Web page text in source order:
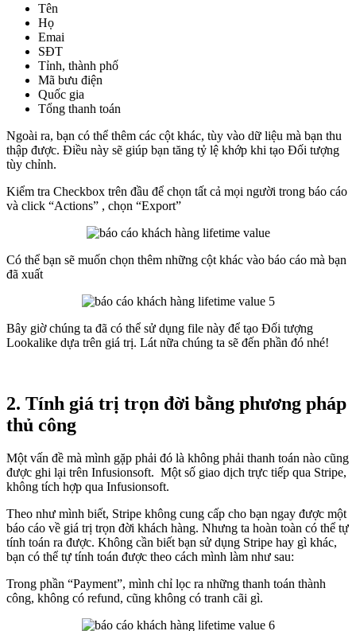
Tên
Họ
Emai
SĐT
Tỉnh, thành phố
Mã bưu điện
Quốc gia
Tổng thanh toán
Ngoài ra, bạn có thể thêm các cột khác, tùy vào dữ liệu mà bạn thu
thập được. Điều này sẽ giúp bạn tăng tỷ lệ khớp khi tạo Đối tượng
tùy chỉnh.
Kiểm tra Checkbox trên đầu để chọn tất cả mọi người trong báo cáo
và click “Actions” , chọn “Export”
Có thể bạn sẽ muốn chọn thêm những cột khác vào báo cáo mà bạn
đã xuất
Bây giờ chúng ta đã có thể sử dụng file này để tạo Đối tượng
Lookalike dựa trên giá trị. Lát nữa chúng ta sẽ đến phần đó nhé!
2. Tính giá trị trọn đời bằng phương pháp
thủ công
Một vấn đề mà mình gặp phải đó là không phải thanh toán nào cũng
được ghi lại trên Infusionsoft. Một số giao dịch trực tiếp qua Stripe,
không tích hợp qua Infusionsoft.
Theo như mình biết, Stripe không cung cấp cho bạn ngay được một
báo cáo về giá trị trọn đời khách hàng. Nhưng ta hoàn toàn có thể tự
tính toán ra được. Không cần biết bạn sử dụng Stripe hay gì khác,
bạn có thể tự tính toán được theo cách mình làm như sau:
Trong phần “Payment”, mình chỉ lọc ra những thanh toán thành
công, không có refund, cũng không có tranh cãi gì.